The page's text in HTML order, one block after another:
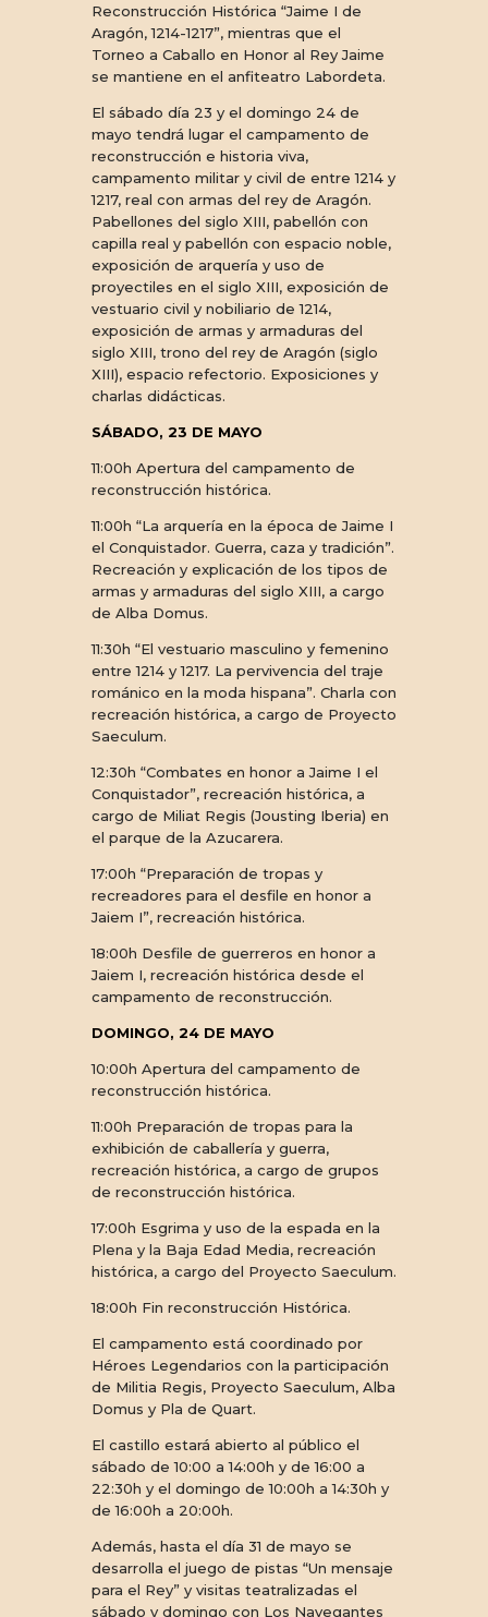
Reconstrucción Histórica “Jaime I de
Aragón, 1214-1217”, mientras que el
Torneo a Caballo en Honor al Rey Jaime
se mantiene en el anfiteatro Labordeta.
El sábado día 23 y el domingo 24 de
mayo tendrá lugar el campamento de
reconstrucción e historia viva,
campamento militar y civil de entre 1214 y
1217, real con armas del rey de Aragón.
Pabellones del siglo XIII, pabellón con
capilla real y pabellón con espacio noble,
exposición de arquería y uso de
proyectiles en el siglo XIII, exposición de
vestuario civil y nobiliario de 1214,
exposición de armas y armaduras del
siglo XIII, trono del rey de Aragón (siglo
XIII), espacio refectorio. Exposiciones y
charlas didácticas.
SÁBADO, 23 DE MAYO
11:00h Apertura del campamento de
reconstrucción histórica.
11:00h “La arquería en la época de Jaime I
el Conquistador. Guerra, caza y tradición”.
Recreación y explicación de los tipos de
armas y armaduras del siglo XIII, a cargo
de Alba Domus.
11:30h “El vestuario masculino y femenino
entre 1214 y 1217. La pervivencia del traje
románico en la moda hispana”. Charla con
recreación histórica, a cargo de Proyecto
Saeculum.
12:30h “Combates en honor a Jaime I el
Conquistador”, recreación histórica, a
cargo de Miliat Regis (Jousting Iberia) en
el parque de la Azucarera.
17:00h “Preparación de tropas y
recreadores para el desfile en honor a
Jaiem I”, recreación histórica.
18:00h Desfile de guerreros en honor a
Jaiem I, recreación histórica desde el
campamento de reconstrucción.
DOMINGO, 24 DE MAYO
10:00h Apertura del campamento de
reconstrucción histórica.
11:00h Preparación de tropas para la
exhibición de caballería y guerra,
recreación histórica, a cargo de grupos
de reconstrucción histórica.
17:00h Esgrima y uso de la espada en la
Plena y la Baja Edad Media, recreación
histórica, a cargo del Proyecto Saeculum.
18:00h Fin reconstrucción Histórica.
El campamento está coordinado por
Héroes Legendarios con la participación
de Militia Regis, Proyecto Saeculum, Alba
Domus y Pla de Quart.
El castillo estará abierto al público el
sábado de 10:00 a 14:00h y de 16:00 a
22:30h y el domingo de 10:00h a 14:30h y
de 16:00h a 20:00h.
Además, hasta el día 31 de mayo se
desarrolla el juego de pistas “Un mensaje
para el Rey” y visitas teatralizadas el
sábado y domingo con Los Navegantes